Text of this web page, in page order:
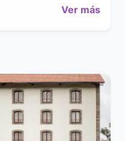
Ver más